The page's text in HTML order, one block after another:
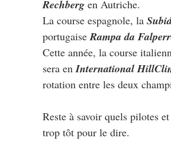
Rechberg en Autriche.
La course espagnole, la
portugaise Rampa da
Cette année, la course
sera en International
rotation entre les deux
Reste à savoir quels pilotes
trop tôt pour le dire.